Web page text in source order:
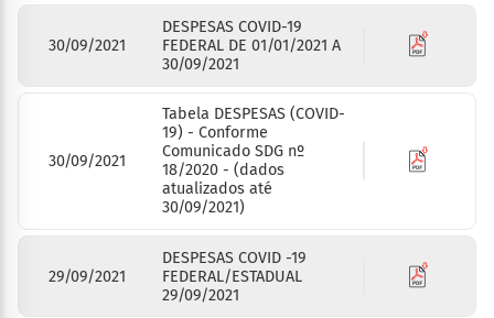
30/09/2021
DESPESAS COVID-19
FEDERAL DE 01/01/2021 A
30/09/2021
30/09/2021
Tabela DESPESAS (COVID-
19) - Conforme
Comunicado SDG nº
18/2020 - (dados
atualizados até
30/09/2021)
29/09/2021
DESPESAS COVID -19
FEDERAL/ESTADUAL
29/09/2021